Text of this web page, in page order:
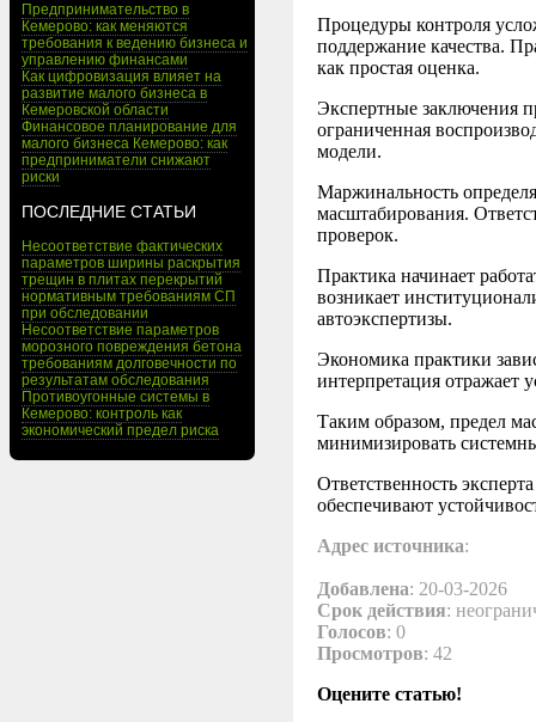
Предпринимательство в
Кемерово: как меняются
требования к ведению бизнеса и
управлению финансами
Как цифровизация влияет на
развитие малого бизнеса в
Кемеровской области
Финансовое планирование для
малого бизнеса Кемерово: как
предприниматели снижают
риски
ПОСЛЕДНИЕ СТАТЬИ
Несоответствие фактических
параметров ширины раскрытия
трещин в плитах перекрытий
нормативным требованиям СП
при обследовании
Несоответствие параметров
морозного повреждения бетона
требованиям долговечности по
результатам обследования
Противоугонные системы в
Кемерово: контроль как
экономический предел риска
Процедуры контроля
поддержание качества.
как простая оценка.
Экспертные заключения
ограниченная
модели.
Маржинальность
масштабирования.
проверок.
Практика начинает
возникает
автоэкспертизы.
Экономика практики
интерпретация отражает
Таким образом, предел
минимизировать
Ответственность
обеспечивают
Адрес источника:
Добавлена: 20-03-2026
Срок действия:
Голосов: 0
Просмотров: 42
Оцените статью!